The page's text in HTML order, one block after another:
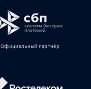
Официальный партнёр